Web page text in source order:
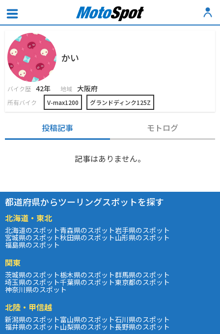
かい
バイク歴 42年 地域 大阪府
所有バイク V-max1200 グランドディンク125Z
投稿記事 モトログ
記事はありません。
都道府県からツーリングスポットを探す
北海道・東北
北海道のスポット青森県のスポット岩手県のスポット
宮城県のスポット秋田県のスポット山形県のスポット
福島県のスポット
関東
茨城県のスポット栃木県のスポット群馬県のスポット
埼玉県のスポット千葉県のスポット東京都のスポット
神奈川県のスポット
北陸・甲信越
新潟県のスポット富山県のスポット石川県のスポット
福井県のスポット山梨県のスポット長野県のスポット